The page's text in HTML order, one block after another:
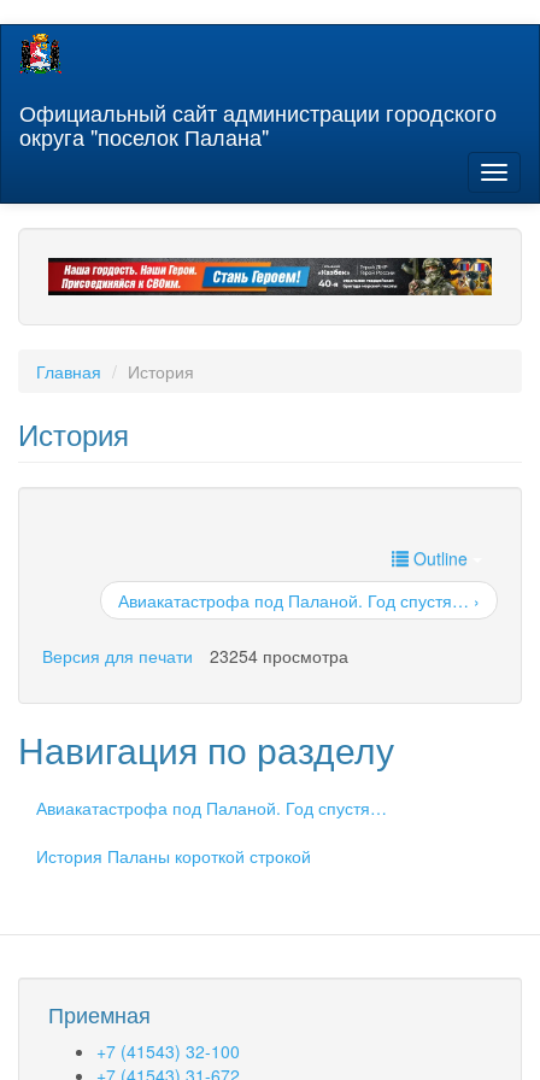
Перейти
содержанию
Официальный сайт администрации городского
округа "поселок Палана"
Главная История
История
Outline
Авиакатастрофа под Паланой. Год спустя… ›
Версия для печати 23254 просмотра
Навигация по разделу
Авиакатастрофа под Паланой. Год спустя…
История Паланы короткой строкой
Приемная
+7 (41543) 32-100
+7 (41543) 31-672